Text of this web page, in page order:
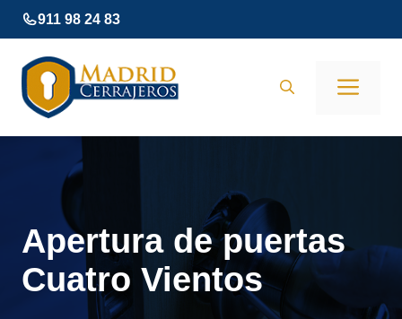
Saltar
al
contenido
911 98 24 83
Apertura de puertas
Cuatro Vientos